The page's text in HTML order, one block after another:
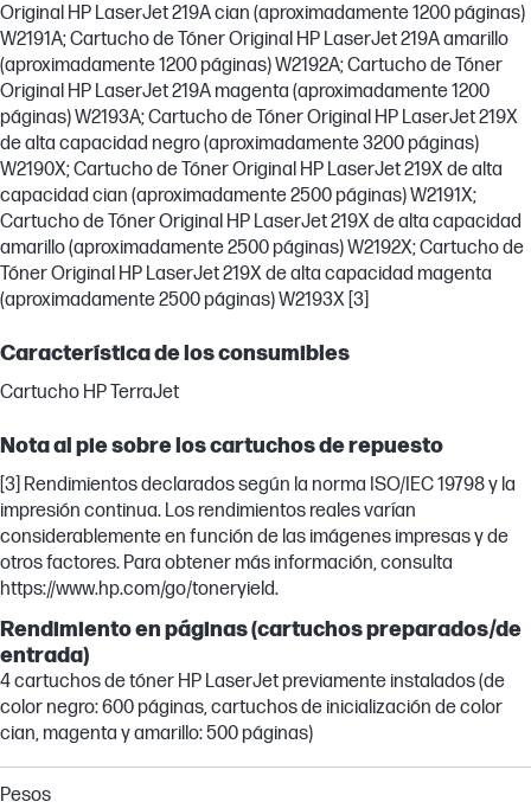
Original HP LaserJet 219A cian (aproximadamente 1200 páginas)
W2191A; Cartucho de Tóner Original HP LaserJet 219A amarillo
(aproximadamente 1200 páginas) W2192A; Cartucho de Tóner
Original HP LaserJet 219A magenta (aproximadamente 1200
páginas) W2193A; Cartucho de Tóner Original HP LaserJet 219X
de alta capacidad negro (aproximadamente 3200 páginas)
W2190X; Cartucho de Tóner Original HP LaserJet 219X de alta
capacidad cian (aproximadamente 2500 páginas) W2191X;
Cartucho de Tóner Original HP LaserJet 219X de alta capacidad
amarillo (aproximadamente 2500 páginas) W2192X; Cartucho de
Tóner Original HP LaserJet 219X de alta capacidad magenta
(aproximadamente 2500 páginas) W2193X [3]
Característica de los consumibles
Cartucho HP TerraJet
Nota al pie sobre los cartuchos de repuesto
[3] Rendimientos declarados según la norma ISO/IEC 19798 y la
impresión continua. Los rendimientos reales varían
considerablemente en función de las imágenes impresas y de
otros factores. Para obtener más información, consulta
https://www.hp.com/go/toneryield.
Rendimiento en páginas (cartuchos preparados/de
entrada)
4 cartuchos de tóner HP LaserJet previamente instalados (de
color negro: 600 páginas, cartuchos de inicialización de color
cian, magenta y amarillo: 500 páginas)
Pesos